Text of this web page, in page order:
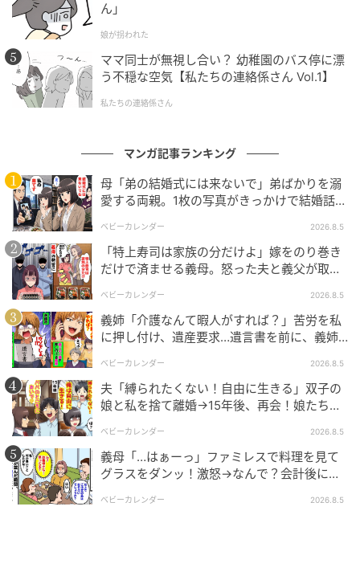
出典：select.mamastar.jp
出典：select.mamastar.jp
出典：select.mamastar.jp
義両親は決して悪い人ではないんです。しつこくて、私
の意見を尊重してくれない部分はあります。しかし、
ん」
娘が拐われた
ママ同士が無視し合い？ 幼稚園のバス停に漂
う不穏な空気【私たちの連絡係さん Vol.1】
私たちの連絡係さん
マンガ記事ランキング
母「弟の結婚式には来ないで」弟ばかりを溺
愛する両親。1枚の写真がきっかけで結婚話が
ベビーカレンダー 2026.8.5
「特上寿司は家族の分だけよ」嫁をのり巻き
だけで済ませる義母。怒った夫と義父が取っ
ベビーカレンダー 2026.8.5
義姉「介護なんて暇人がすれば？」苦労を私
に押し付け、遺産要求…遺言書を前に、義姉
ベビーカレンダー 2026.8.5
夫「縛られたくない！自由に生きる」双子の
娘と私を捨て離婚→15年後、再会！娘たち
ベビーカレンダー 2026.8.5
義母「…はぁーっ」ファミレスで料理を見て
グラスをダンッ！激怒→なんで？会計後に知
ベビーカレンダー 2026.8.5